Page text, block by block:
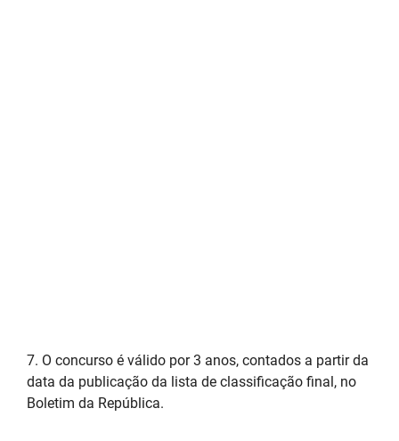
7. O concurso é válido por 3 anos, contados a partir da
data da publicação da lista de classificação final, no
Boletim da República.